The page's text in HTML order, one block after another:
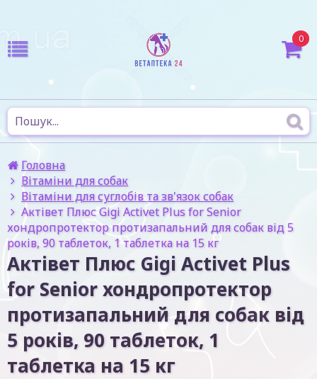
0
Головна
Вітаміни для собак
Вітаміни для суглобів та зв'язок собак
Актівет Плюс Gigi Activet Рlus for Senior
хондропротектор протизапальний для собак від 5
років, 90 таблеток, 1 таблетка на 15 кг
Актівет Плюс Gigi Activet Рlus
for Senior хондропротектор
протизапальний для собак від
5 років, 90 таблеток, 1
таблетка на 15 кг